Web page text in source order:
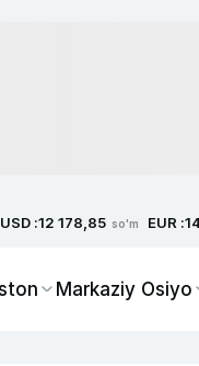
USD :12 178,85 so'm EUR :
Markaziy Osiyo